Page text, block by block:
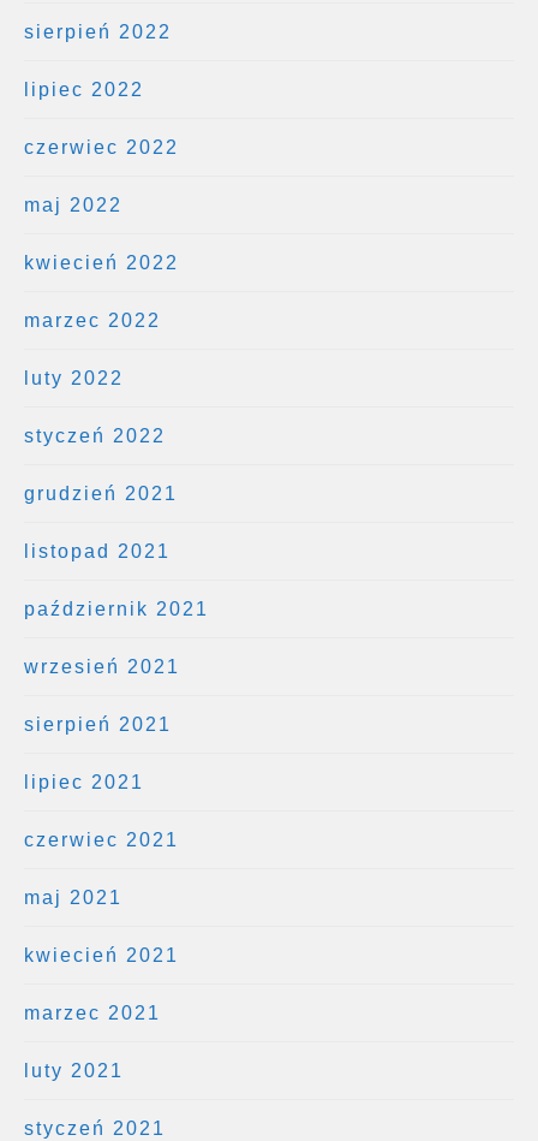
sierpień 2022
lipiec 2022
czerwiec 2022
maj 2022
kwiecień 2022
marzec 2022
luty 2022
styczeń 2022
grudzień 2021
listopad 2021
październik 2021
wrzesień 2021
sierpień 2021
lipiec 2021
czerwiec 2021
maj 2021
kwiecień 2021
marzec 2021
luty 2021
styczeń 2021